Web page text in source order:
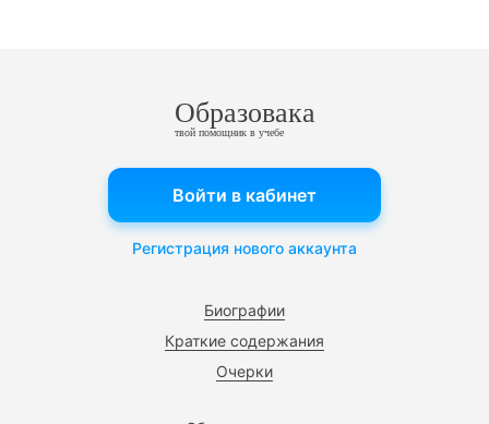
Образовака
твой помощник в учебе
Биографии
Краткие содержания
Очерки
Войти в кабинет
Регистрация нового аккаунта